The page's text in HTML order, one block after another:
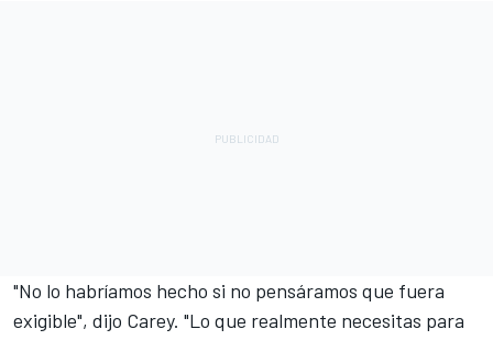
"No lo habríamos hecho si no pensáramos que fuera
exigible", dijo Carey. "Lo que realmente necesitas para